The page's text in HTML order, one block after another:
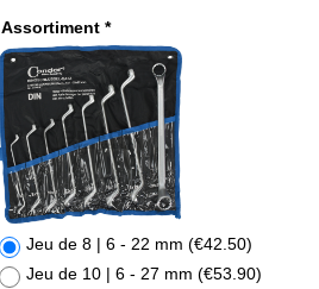
Assortiment *
Jeu de 8 | 6 - 22 mm (€42.50)
Jeu de 10 | 6 - 27 mm (€53.90)